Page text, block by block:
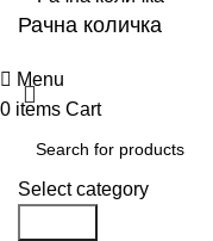
Рачна количка
Select category
Menu
0 items Cart